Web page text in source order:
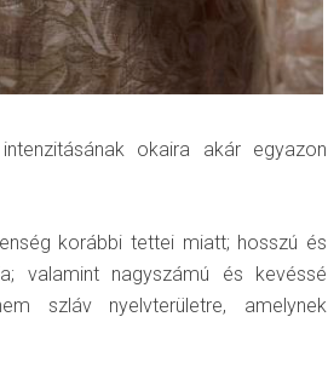
okaira akár egyazon
korábbi tettei miatt; hosszú és
valamint nagyszámú és kevéssé
szláv nyelvterületre, amelynek